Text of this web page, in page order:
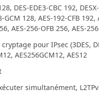
DES-EDE3-CBC 192,
128, AES-192-CFB
AES-256-OFB 256, AES-
pour IPsec (3DES,
AES256GCM12, AES12
simultanément,